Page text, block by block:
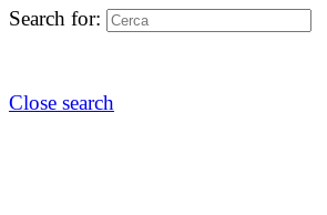
Search for:
Close search